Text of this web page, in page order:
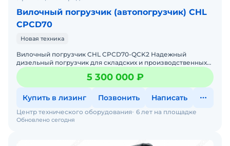
Вилочный погрузчик (автопогрузчик) CHL
CPCD70
Новая техника
Вилочный погрузчик CHL CPCD70-QCK2 Надежный
дизельный погрузчик для складских и производственных
задач Мы предлагаем: Доставку по России от 2-х дней
Собствен
5 300 000 ₽
Купить в лизинг Позвонить Написать
Обновлено сегодня
Центр технического оборудования 6 лет на площадке